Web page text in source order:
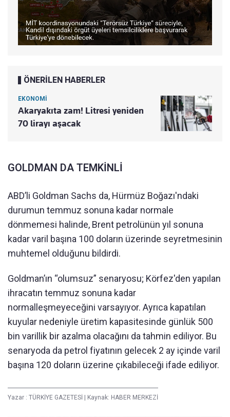
ÖNERİLEN HABERLER
EKONOMİ
Akaryakıta zam! Litresi yeniden
70 lirayı aşacak
GOLDMAN DA TEMKİNLİ
ABD’li Goldman Sachs da, Hürmüz Boğazı'ndaki
durumun temmuz sonuna kadar normale
dönmemesi halinde, Brent petrolünün yıl sonuna
kadar varil başına 100 doların üzerinde seyretmesinin
muhtemel olduğunu bildirdi.
Goldman’ın “olumsuz” senaryosu; Körfez'den yapılan
ihracatın temmuz sonuna kadar
normalleşmeyeceğini varsayıyor. Ayrıca kapatılan
kuyular nedeniyle üretim kapasitesinde günlük 500
bin varillik bir azalma olacağını da tahmin ediliyor. Bu
senaryoda da petrol fiyatının gelecek 2 ay içinde varil
başına 120 doların üzerine çıkabileceği ifade ediliyor.
Yazar : TÜRKİYE GAZETESİ Kaynak: HABER MERKEZİ